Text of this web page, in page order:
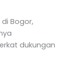
Bogor,
dukungan